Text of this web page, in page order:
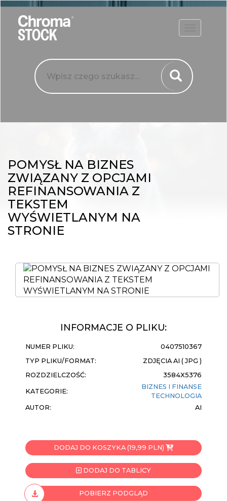
POMYSŁ NA BIZNES
ZWIĄZANY Z OPCJAMI
REFINANSOWANIA Z
TEKSTEM
WYŚWIETLANYM NA
STRONIE
INFORMACJE O PLIKU:
NUMER PLIKU:
0407510367
TYP PLIKU/FORMAT:
ZDJĘCIA AI ( JPG )
ROZDZIELCZOŚĆ:
3584X5376
KATEGORIE:
BIZNES I FINANSE
TECHNOLOGIA
AUTOR:
AI
DODAJ DO KOSZYKA (19,99 PLN)
DODAJ DO TABLICY
POBIERZ PODGLĄD